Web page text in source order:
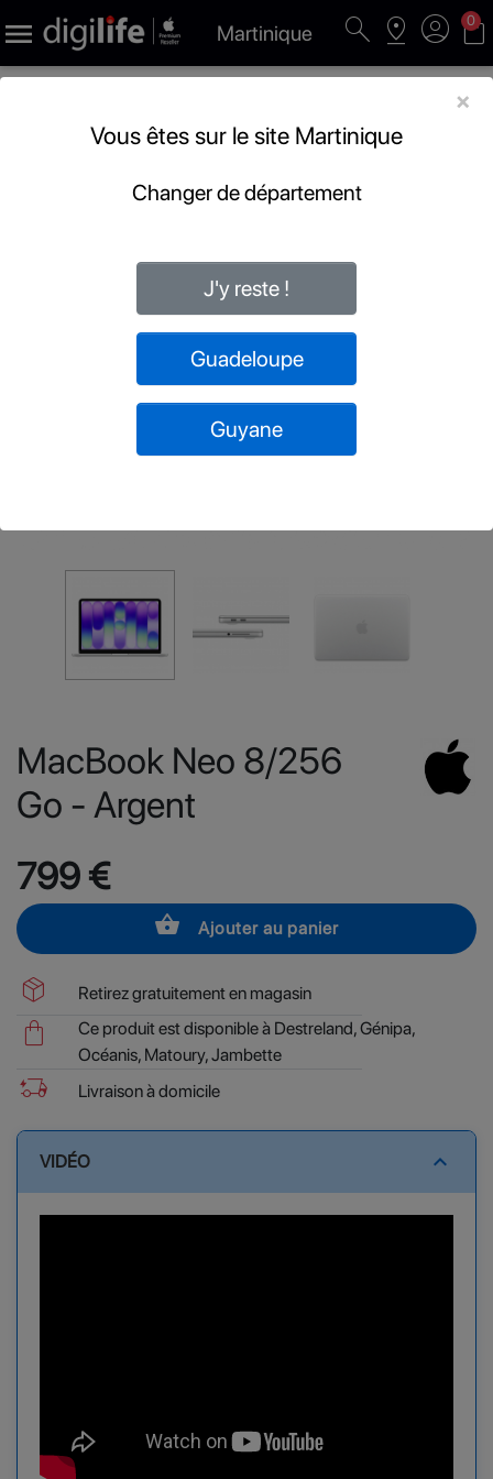
 Martinique search pin_drop account_circle shopping_bag
0
MacBook Neo 8/256
Go - Argent
799 €
shopping_basket Ajouter au panier
package_2 Retirez gratuitement en magasin
shopping_bag
Ce produit est disponible à Destreland, Génipa,
Océanis, Matoury, Jambette
delivery_truck_bolt Livraison à domicile
VIDÉO expand_less
×
Vous êtes sur le site Martinique
Changer de département
J'y reste !
Guadeloupe
Guyane